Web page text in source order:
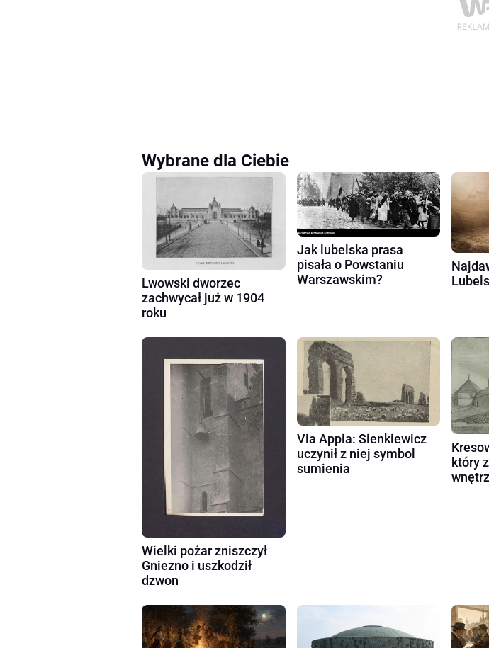
Wybrane dla Ciebie
Lwowski dworzec
zachwycał już w 1904
roku
Jak lubelska prasa
pisała o Powstaniu
Warszawskim?
Wielki pożar zniszczył
Gniezno i uszkodził
dzwon
Via Appia: Sienkiewicz
uczynił z niej symbol
sumienia
który